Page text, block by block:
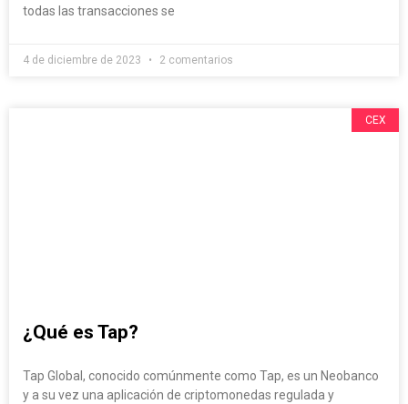
todas las transacciones se
4 de diciembre de 2023 2 comentarios
CEX
¿Qué es Tap?
Tap Global, conocido comúnmente como Tap, es un Neobanco
y a su vez una aplicación de criptomonedas regulada y